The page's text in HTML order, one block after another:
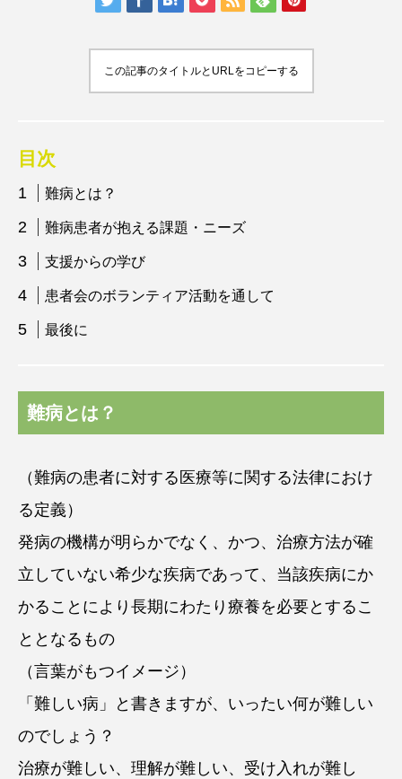
この記事のタイトルとURLをコピーする
目次
難病とは？
難病患者が抱える課題・ニーズ
支援からの学び
患者会のボランティア活動を通して
最後に
難病とは？
（難病の患者に対する医療等に関する法律におけ
る定義）
発病の機構が明らかでなく、かつ、治療方法が確
立していない希少な疾病であって、当該疾病にか
かることにより長期にわたり療養を必要とするこ
ととなるもの
（言葉がもつイメージ）
「難しい病」と書きますが、いったい何が難しい
のでしょう？
治療が難しい、理解が難しい、受け入れが難し